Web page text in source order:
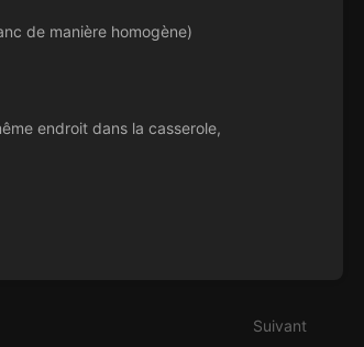
de manière homogène)
endroit dans la casserole,
Suivant